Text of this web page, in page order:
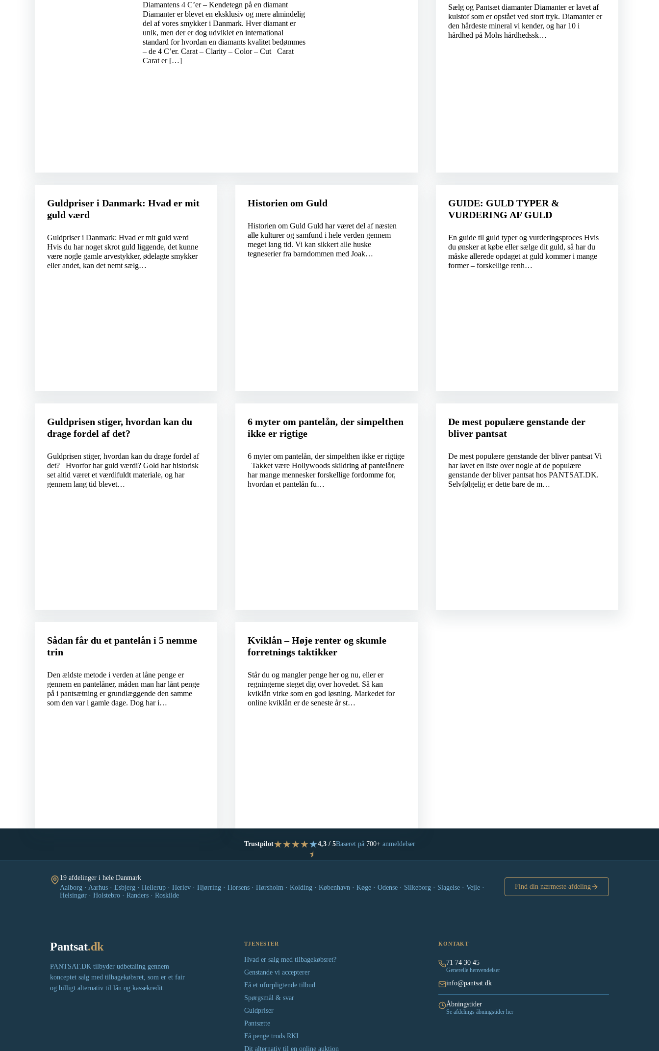
Diamantens 4 C’er – Kendetegn på en diamant
Diamanter er blevet en eksklusiv og mere almindelig
del af vores smykker i Danmark. Hver diamant er
unik, men der er dog udviklet en international
standard for hvordan en diamants kvalitet bedømmes
– de 4 C’er. Carat – Clarity – Color – Cut Carat
Carat er […]
Sælg og Pantsæt diamanter Diamanter er lavet af
kulstof som er opstået ved stort tryk. Diamanter er
den hårdeste mineral vi kender, og har 10 i
hårdhed på Mohs hårdhedssk…
Guldpriser i Danmark: Hvad er mit
guld værd
Guldpriser i Danmark: Hvad er mit guld værd
Hvis du har noget skrot guld liggende, det kunne
være nogle gamle arvestykker, ødelagte smykker
eller andet, kan det nemt sælg…
Historien om Guld
Historien om Guld Guld har været del af næsten
alle kulturer og samfund i hele verden gennem
meget lang tid. Vi kan sikkert alle huske
tegneserier fra barndommen med Joak…
GUIDE: GULD TYPER &
VURDERING AF GULD
En guide til guld typer og vurderingsproces Hvis
du ønsker at købe eller sælge dit guld, så har du
måske allerede opdaget at guld kommer i mange
former – forskellige renh…
Guldprisen stiger, hvordan kan du
drage fordel af det?
Guldprisen stiger, hvordan kan du drage fordel af
det? Hvorfor har guld værdi? Gold har historisk
set altid været et værdifuldt materiale, og har
gennem lang tid blevet…
6 myter om pantelån, der simpelthen
ikke er rigtige
6 myter om pantelån, der simpelthen ikke er rigtige
Takket være Hollywoods skildring af pantelånere
har mange mennesker forskellige fordomme for,
hvordan et pantelån fu…
De mest populære genstande der
bliver pantsat
De mest populære genstande der bliver pantsat Vi
har lavet en liste over nogle af de populære
genstande der bliver pantsat hos PANTSAT.DK.
Selvfølgelig er dette bare de m…
Sådan får du et pantelån i 5 nemme
trin
Den ældste metode i verden at låne penge er
gennem en pantelåner, måden man har lånt penge
på i pantsætning er grundlæggende den samme
som den var i gamle dage. Dog har i…
Kviklån – Høje renter og skumle
forretnings taktikker
Står du og mangler penge her og nu, eller er
regningerne steget dig over hovedet. Så kan
kviklån virke som en god løsning. Markedet for
online kviklån er de seneste år st…
Trustpilot★★★★★
★
4,3 / 5Baseret på 700+anmeldelser
19 afdelinger i hele Danmark
Aalborg · Aarhus · Esbjerg · Hellerup · Herlev · Hjørring · Horsens · Hørsholm · Kolding · København · Køge · Odense · Silkeborg · Slagelse · Vejle ·
Helsingør · Holstebro · Randers · Roskilde
Find din nærmeste afdeling
Pantsat.dk
PANTSAT.DK tilbyder udbetaling gennem
konceptet salg med tilbagekøbsret, som er et fair
og billigt alternativ til lån og kassekredit.
TJENESTER
Hvad er salg med tilbagekøbsret?
Genstande vi accepterer
Få et uforpligtende tilbud
Spørgsmål & svar
Guldpriser
Pantsætte
Få penge trods RKI
Dit alternativ til en online auktion
KONTAKT
71 74 30 45
Generelle henvendelser
info@pantsat.dk
Åbningstider
Se afdelings åbningstider her